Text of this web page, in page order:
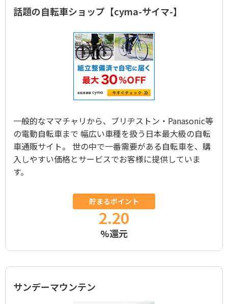
話題の自転車ショップ【cyma-サイマ-】
一般的なママチャリから、ブリヂストン・Panasonic等
の電動自転車まで 幅広い車種を扱う日本最大級の自転
車通販サイト。 世の中で一番需要がある自転車を、購
入しやすい価格とサービスでお客様に提供していま
す。
貯まるポイント
2.20
%還元
サンデーマウンテン